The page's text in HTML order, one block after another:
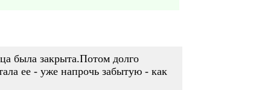
была закрыта.Потом долго
ее - уже напрочь забытую - как